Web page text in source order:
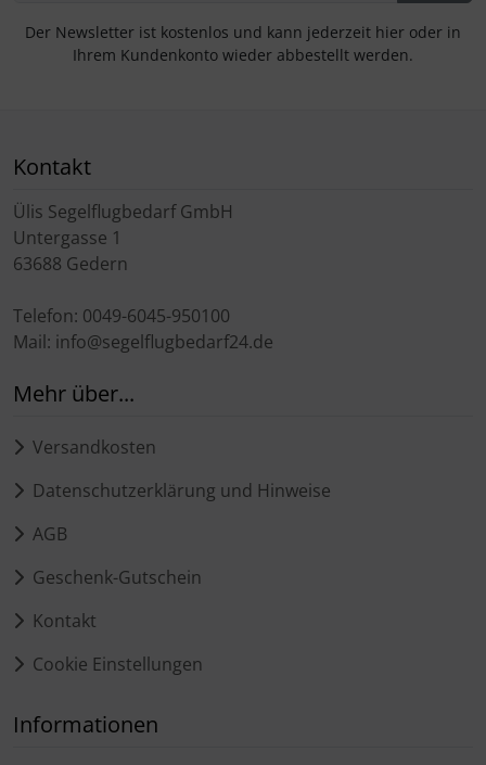
Der Newsletter ist kostenlos und kann jederzeit hier oder in
Ihrem Kundenkonto wieder abbestellt werden.
Kontakt
Ülis Segelflugbedarf GmbH
Untergasse 1
63688 Gedern
Telefon: 0049-6045-950100
Mail: info@segelflugbedarf24.de
Mehr über...
Versandkosten
Datenschutzerklärung und Hinweise
AGB
Geschenk-Gutschein
Kontakt
Cookie Einstellungen
Informationen